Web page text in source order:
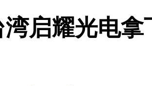
湾启耀光电